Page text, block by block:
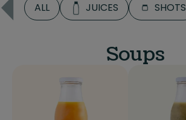
ALL JUICES SHOTS
Soups